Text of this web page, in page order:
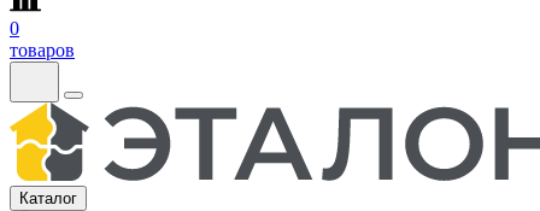
0
товаров
Каталог